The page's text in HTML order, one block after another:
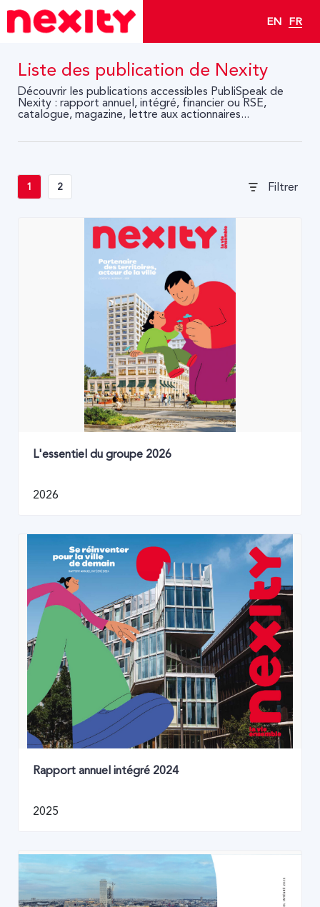
EN FR
Liste des publication de Nexity
Découvrir les publications accessibles PubliSpeak de
Nexity : rapport annuel, intégré, financier ou RSE,
catalogue, magazine, lettre aux actionnaires...
1 2 Filtrer
L'essentiel du groupe 2026
2026
Rapport annuel intégré 2024
2025